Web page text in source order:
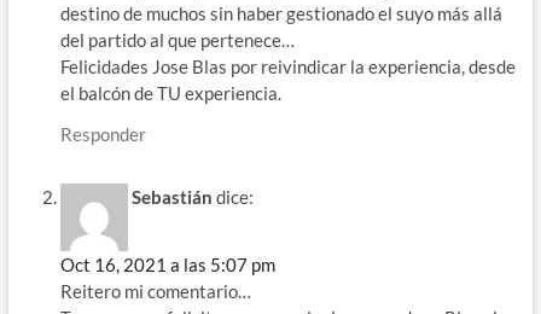
destino de muchos sin haber gestionado el suyo más allá
del partido al que pertenece…
Felicidades Jose Blas por reivindicar la experiencia, desde
el balcón de TU experiencia.
Responder
Sebastián dice:
Oct 16, 2021 a las 5:07 pm
Reitero mi comentario…